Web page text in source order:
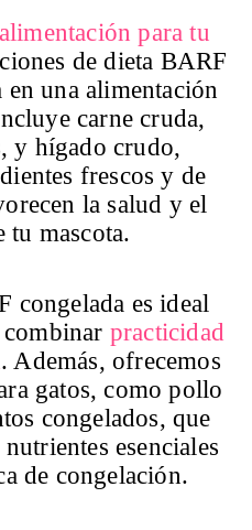
para tu
de dieta BARF
una alimentación
carne cruda,
y hígado crudo,
frescos y de
la salud y el
tu mascota.
congelada es ideal
combinar practicidad
. Además, ofrecemos
gatos, como pollo
congelados, que
esenciales
de congelación.